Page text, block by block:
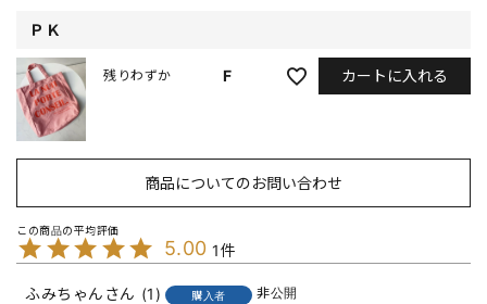
ＰＫ
F
残りわずか カートに入れる
商品についてのお問い合わせ
5.00 1
ふみちゃん 1 購入者
非公開